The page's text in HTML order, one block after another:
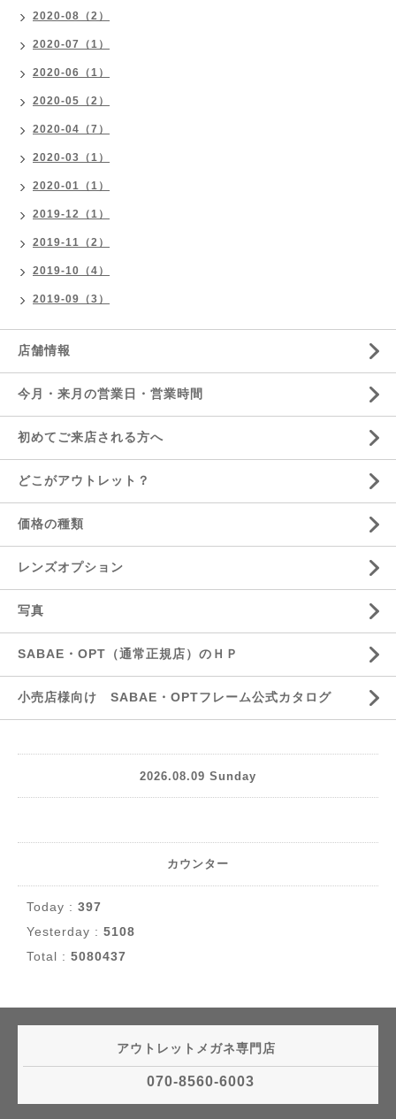
2020-08（2）
2020-07（1）
2020-06（1）
2020-05（2）
2020-04（7）
2020-03（1）
2020-01（1）
2019-12（1）
2019-11（2）
2019-10（4）
2019-09（3）
店舗情報
今月・来月の営業日・営業時間
初めてご来店される方へ
どこがアウトレット？
価格の種類
レンズオプション
写真
SABAE・OPT（通常正規店）のＨＰ
小売店様向け SABAE・OPTフレーム公式カタログ
2026.08.09 Sunday
カウンター
Today : 397
Yesterday : 5108
Total : 5080437
アウトレットメガネ専門店
070-8560-6003